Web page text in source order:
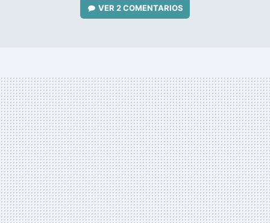
VER2 COMENTARIOS